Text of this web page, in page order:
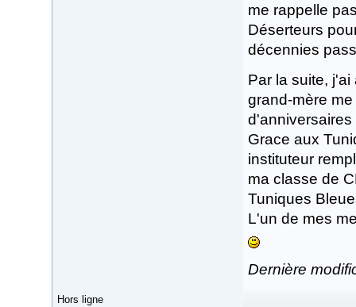
me rappelle
Déserteurs
décennies
Par la suite,
grand-mère
d'anniversaires
Grace aux
instituteur
ma classe de
Tuniques
L'un de mes
Dernière
Hors ligne